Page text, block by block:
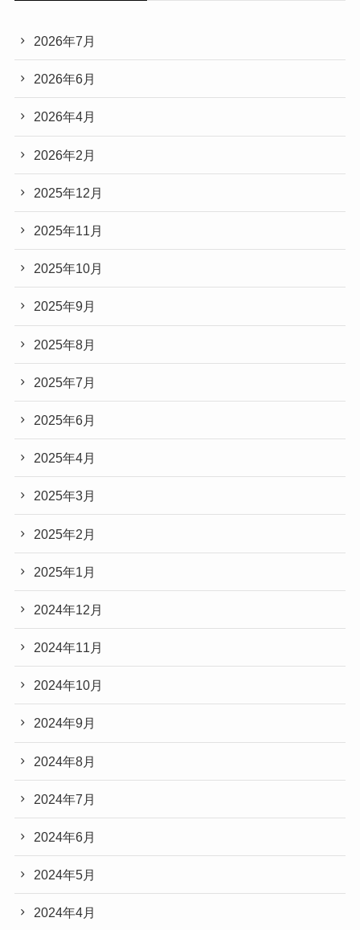
2026年7月
2026年6月
2026年4月
2026年2月
2025年12月
2025年11月
2025年10月
2025年9月
2025年8月
2025年7月
2025年6月
2025年4月
2025年3月
2025年2月
2025年1月
2024年12月
2024年11月
2024年10月
2024年9月
2024年8月
2024年7月
2024年6月
2024年5月
2024年4月